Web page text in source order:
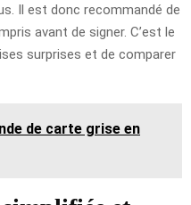
Il est donc recommandé de
avant de signer. C’est le
surprises et de comparer
de carte grise en